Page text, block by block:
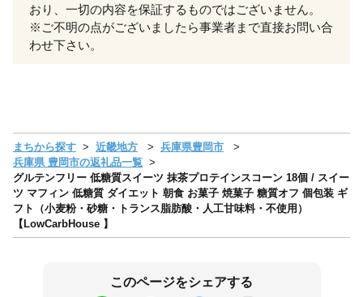
おり、一切の内容を保証するものではございません。
※ご不明の点がございましたら事業者まで直接お問い合
わせ下さい。
まちから探す 近畿地方
兵庫県豊岡市
兵庫県 豊岡市の返礼品一覧
グルテンフリー 低糖質スイーツ 抹茶プロテインスコーン 18個 / スイー
ツ マフィン 低糖質 ダイエット 朝食 お菓子 焼菓子 糖質オフ 個包装 ギ
フト（小麦粉・砂糖・トランス脂肪酸・人工甘味料・不使用）
【LowCarbHouse 】
このページをシェアする